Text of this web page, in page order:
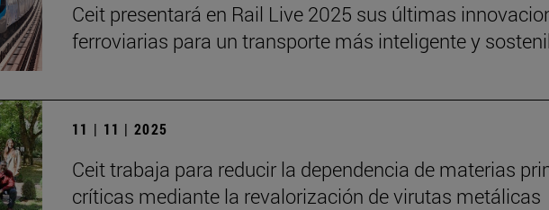
Ceit presentará en Rail Live 2025 sus últimas
ferroviarias para un transporte más inteligente y
11 | 11 | 2025
Ceit trabaja para reducir la dependencia de materias
críticas mediante la revalorización de virutas metálicas